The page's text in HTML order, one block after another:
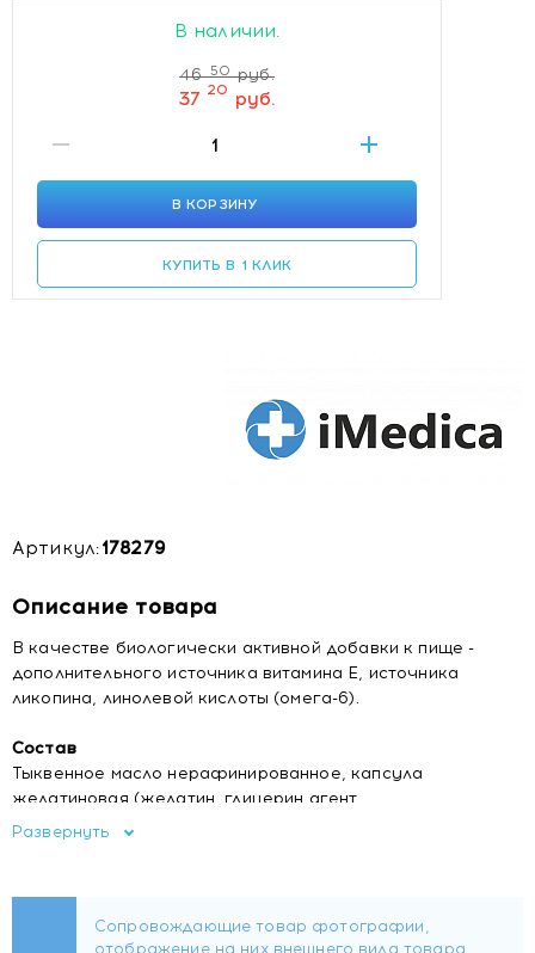
В наличии.
46 50 руб.
37 20 руб.
В КОРЗИНУ
КУПИТЬ В 1 КЛИК
Артикул:178279
Описание товара
В качестве биологически активной добавки к пище -
дополнительного источника витамина Е, источника
ликопина, линолевой кислоты (омега-6).
Состав
Тыквенное масло нерафинированное, капсула
желатиновая (желатин, глицерин агент
влагоудерживающий), пальмы сабаль экстракт, кремния
ацетат), концентрат смеси токоферолов
(антиокислитель).
Развернуть